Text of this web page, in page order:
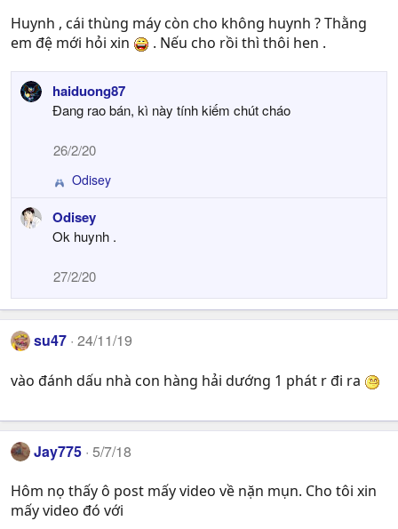
Huynh , cái thùng máy còn cho không huynh ? Thằng
em đệ mới hỏi xin
. Nếu cho rồi thì thôi hen .
haiduong87
Đang rao bán, kì này tính kiếm chút cháo
26/2/20
R
a
c
n
s
:
Odisey
Odisey
Ok huynh .
27/2/20
su47 24/11/19
vào đánh dấu nhà con hàng hải dướng 1 phát r đi ra
Jay775 5/7/18
Hôm nọ thấy ô post mấy video về nặn mụn. Cho tôi xin
mấy video đó với